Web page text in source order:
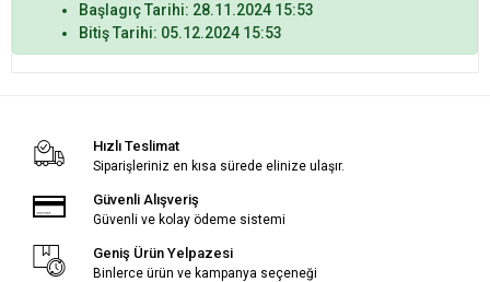
Başlagıç Tarihi: 28.11.2024 15:53
Bitiş Tarihi: 05.12.2024 15:53
Hızlı Teslimat
Siparişleriniz en kısa sürede elinize ulaşır.
Güvenli Alışveriş
Güvenli ve kolay ödeme sistemi
Geniş Ürün Yelpazesi
Binlerce ürün ve kampanya seçeneği